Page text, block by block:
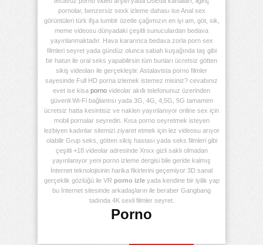
pornolar, benzersiz sexk izleme dahası ise Anal sex
görüntüleri türk ifşa tumblr özetle çağımızın en iyi am, göt, sik,
meme videosu dünyadaki çeşitli sunuculardan bedava
yayınlanmaktadır. Hava kararınca bedava zorla porn sex
filmleri seyret yada gündüz olunca sabah kuşağında taş gibi
bir hatun ile oral seks yapabilirsin tüm bunları ücretsiz götten
sikiş videoları ile gerçekleştir. Astalavista porno filmler
sayesinde Full HD porna izlemek istemez misiniz? cevabınız
evet ise kisa porno videolar akıllı telefonunuz üzerinden
güvenli Wi-Fi bağlantısı yada 3G, 4G, 4,5G, 5G tamamen
ücretsiz hatta kesintisiz ve naklen yayınlanıyor online sex için
mobil pornalar seyredin. Kısa porno seyretmek isteyen
lezbiyen kadınlar sitemizi ziyaret etmek için lez videosu arıyor
olabilir Grup seks, götten sikiş hastası yada seks filmleri gibi
çeşitli +18 videolar adresinde Xnxx gizli saklı olmadan
yayınlanıyor yeni porno izleme dergisi bile geride kalmış
İnternet teknolojisinin harika fikirlerini geçemiyor 3D sanal
gerçeklik gözlüğü ile VR porno izleyada kendine bir iyilik yap
bu İnternet sitesinde arkadaşların ile beraber Gangbang
tadında 4K sexli filmler seyret.
Porno